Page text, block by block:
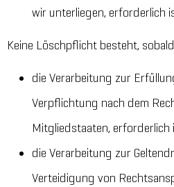
wir unterliegen, erforderlich
Keine Löschpflicht besteht, sobald
die Verarbeitung zur
Verpflichtung nach dem
Mitgliedstaaten, erforderlich
die Verarbeitung zur
Verteidigung von